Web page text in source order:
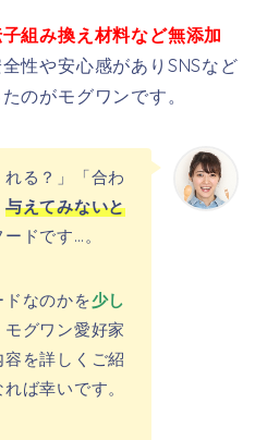
組み換え材料など無添加
性や安心感がありSNSなど
のがモグワンです。
る？」「合わ
与えてみないと
ドです…。
なのかを少し
モグワン愛好家
を詳しくご紹
ば幸いです。